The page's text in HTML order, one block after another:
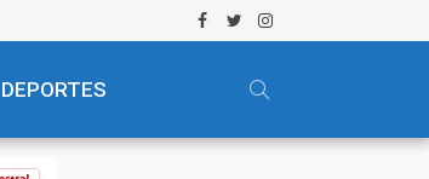
DEPORTES